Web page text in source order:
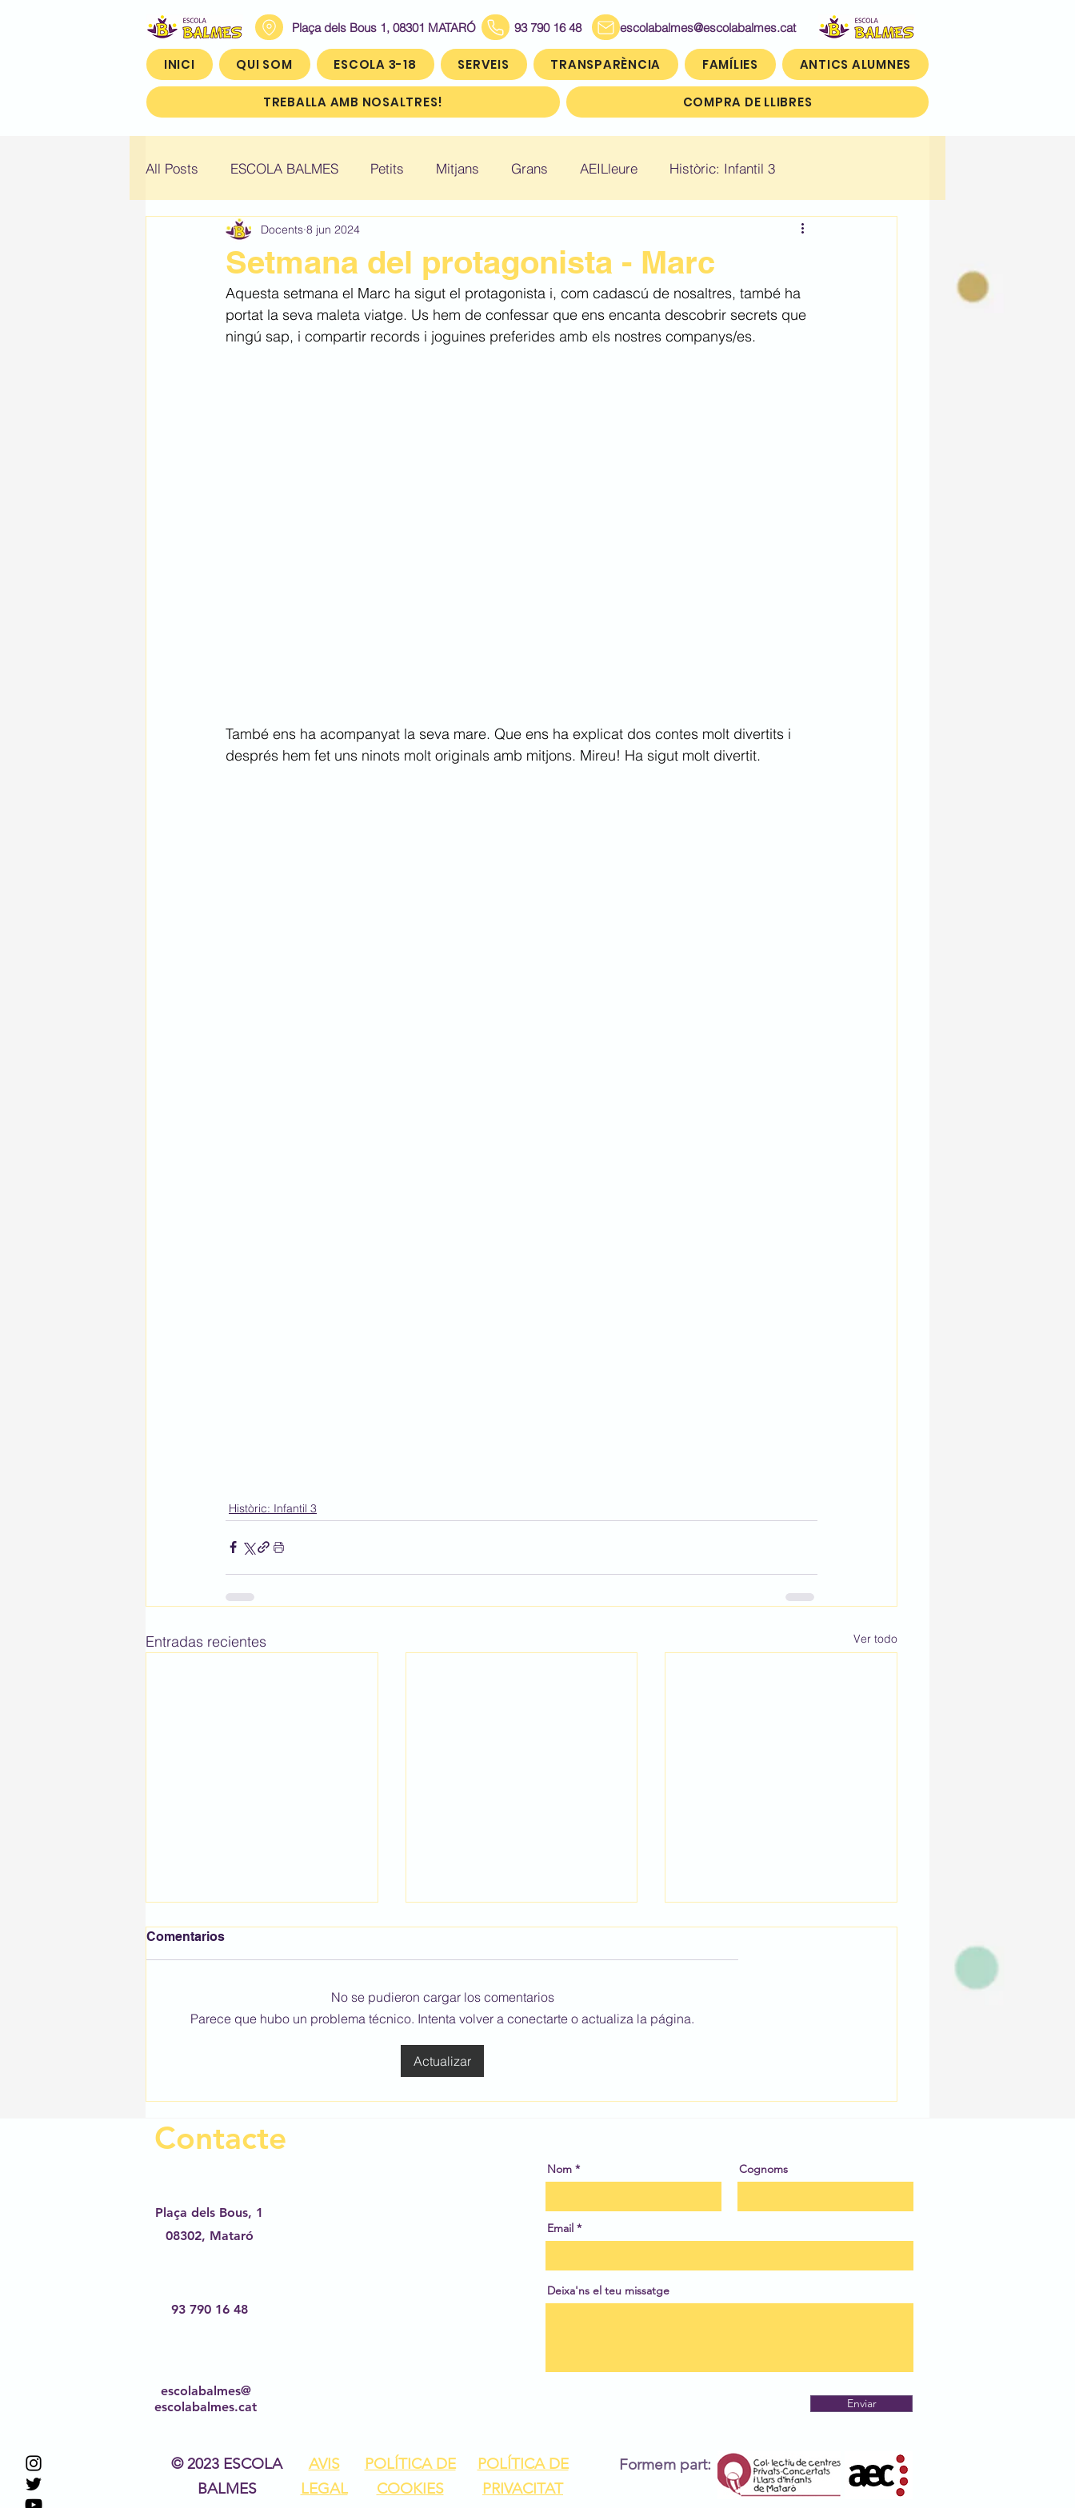
Plaça dels Bous 1, 08301 MATARÓ 93 790 16 48escolabalmes@escolabalmes.cat
INICI QUI SOM ESCOLA 3-18 SERVEIS TRANSPARÈNCIA FAMÍLIES ANTICS ALUMNES
TREBALLA AMB NOSALTRES! COMPRA DE LLIBRES
All Posts ESCOLA BALMES Petits Mitjans Grans AEILleure Històric: Infantil 3
Històric: Infantil 4 Històric: Infantil 5 Històric: Tercer (3r)
Històric: Quart (4t) Històric: Cinquè (5è) Històric: Sisè (6è)
Setmana del protagonista - Marc
Docents 8 jun 2024
Aquesta setmana el Marc ha sigut el protagonista i, com cadascú de nosaltres, també ha
portat la seva maleta viatge. Us hem de confessar que ens encanta descobrir secrets que
ningú sap, i compartir records i joguines preferides amb els nostres companys/es.
També ens ha acompanyat la seva mare. Que ens ha explicat dos contes molt divertits i
després hem fet uns ninots molt originals amb mitjons. Mireu! Ha sigut molt divertit.
Històric: Infantil 3
Entradas recientes Ver todo
Benvinguts i benvingudes
al curs 2025/2026, petits i
petites!
plena d’il·lusió, aprenentatges i
moments especials amb tots els
Tarda d'esport en família
Comentarios
No se pudieron cargar los comentarios
Parece que hubo un problema técnico. Intenta volver a conectarte o actualiza la página.
Actualizar
Contacte
Plaça dels Bous, 1
08302, Mataró
93 790 16 48
escolabalmes@
escolabalmes.cat
Nom Cognoms
Email
Deixa'ns el teu missatge
Enviar
© 2023 ESCOLA
BALMES
AVIS
LEGAL
POLÍTICA DE
COOKIES
POLÍTICA DE
PRIVACITAT
Formem part: